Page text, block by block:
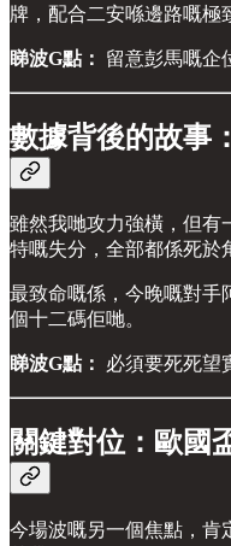
牌，配合二安喺邊路嘅極
睇波G點： 留意彭馬嘅企
數據背後的故事
雖然我哋攻力強橫，但有
特嘅失分，全部都係死於
最致命嘅係，今晚嘅對手
個十二碼佢哋。
睇波G點： 必須要死死望
關鍵對位：歐國
今場波嘅另一個焦點，肯